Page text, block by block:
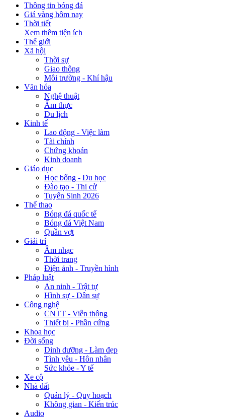
Thông tin bóng đá
Giá vàng hôm nay
Thời tiết
Xem thêm tiện ích
Thế giới
Xã hội
Thời sự
Giao thông
Môi trường - Khí hậu
Văn hóa
Nghệ thuật
Ẩm thực
Du lịch
Kinh tế
Lao động - Việc làm
Tài chính
Chứng khoán
Kinh doanh
Giáo dục
Học bổng - Du học
Đào tạo - Thi cử
Tuyển Sinh 2026
Thể thao
Bóng đá quốc tế
Bóng đá Việt Nam
Quần vợt
Giải trí
Âm nhạc
Thời trang
Điện ảnh - Truyền hình
Pháp luật
An ninh - Trật tự
Hình sự - Dân sự
Công nghệ
CNTT - Viễn thông
Thiết bị - Phần cứng
Khoa học
Đời sống
Dinh dưỡng - Làm đẹp
Tình yêu - Hôn nhân
Sức khỏe - Y tế
Xe cộ
Nhà đất
Quản lý - Quy hoạch
Không gian - Kiến trúc
Audio